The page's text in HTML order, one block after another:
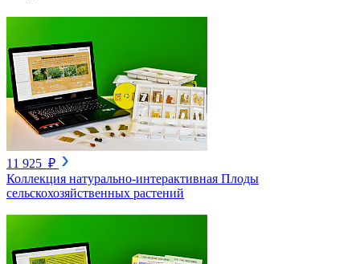
11 925 ₽
Коллекция натурально-интерактивная Плоды
сельскохозяйственных растений